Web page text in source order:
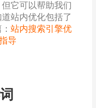
它可以帮助我们
站内优化包括了
站内搜索引擎优
导